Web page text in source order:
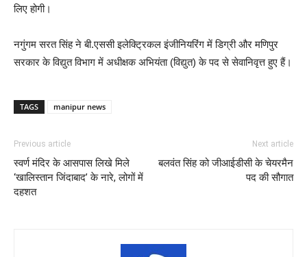
लिए होगी।
नगुंगम सरत सिंह ने बी.एससी इलेक्ट्रिकल इंजीनियरिंग में डिग्री और मणिपुर
सरकार के विद्युत विभाग में अधीक्षक अभियंता (विद्युत) के पद से सेवानिवृत्त हुए हैं।
TAGS manipur news
Previous article
स्वर्ण मंदिर के आसपास लिखे मिले
‘खालिस्तान जिंदाबाद’ के नारे, लोगों में
दहशत
Next article
बलवंत सिंह को जीआईडीसी के चेयरमैन
पद की सौगात